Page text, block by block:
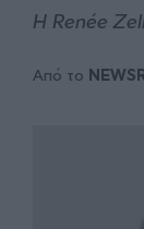
Η Renée
Από το